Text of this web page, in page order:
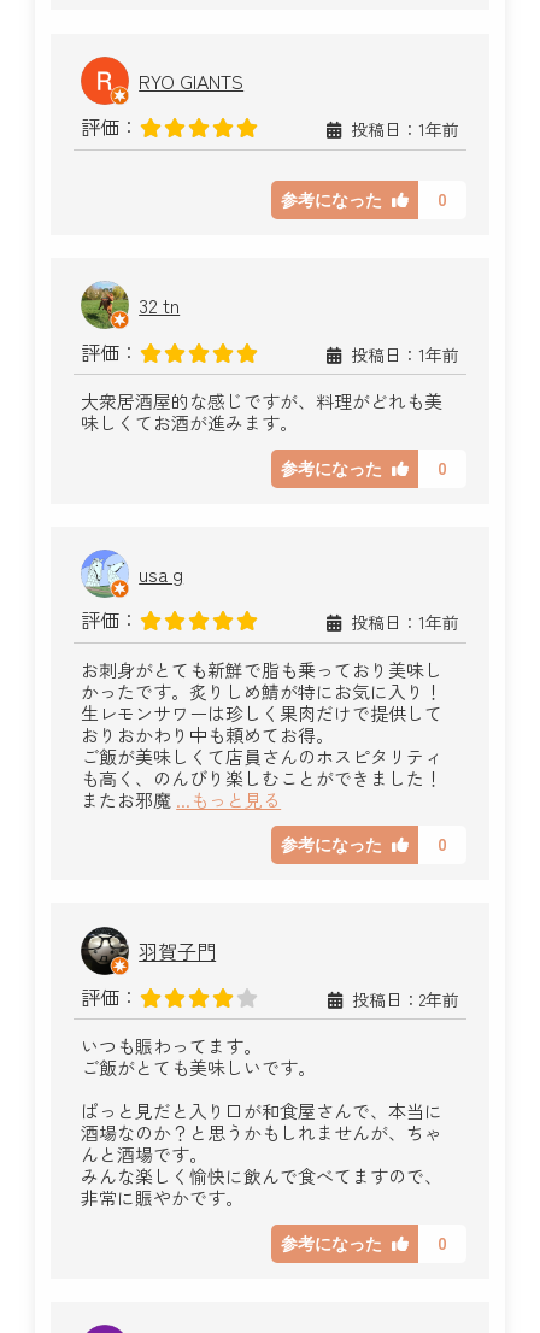
RYO GIANTS
評価：
投稿日：1年前
参考になった 0
32 tn
評価：
投稿日：1年前
大衆居酒屋的な感じですが、料理がどれも美
味しくてお酒が進みます。
参考になった 0
usa g
評価：
投稿日：1年前
お刺身がとても新鮮で脂も乗っており美味し
かったです。炙りしめ鯖が特にお気に入り！
生レモンサワーは珍しく果肉だけで提供して
おりおかわり中も頼めてお得。
ご飯が美味しくて店員さんのホスピタリティ
も高く、のんびり楽しむことができました！
またお邪魔 ...もっと見る
参考になった 0
羽賀子門
評価：
投稿日：2年前
いつも賑わってます。
ご飯がとても美味しいです。
ぱっと見だと入り口が和食屋さんで、本当に
酒場なのか？と思うかもしれませんが、ちゃ
んと酒場です。
みんな楽しく愉快に飲んで食べてますので、
非常に賑やかです。
参考になった 0